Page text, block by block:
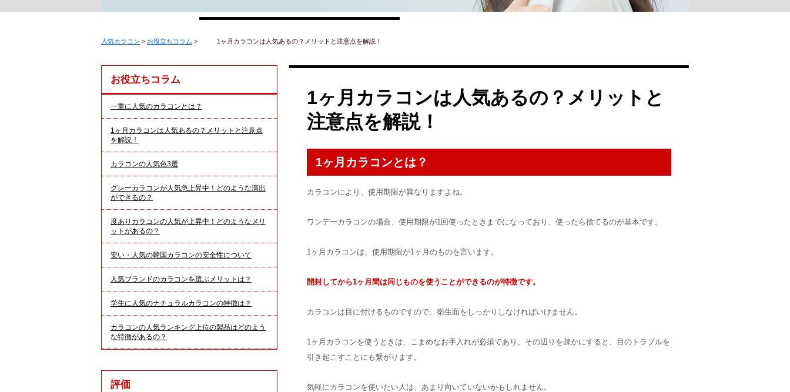
人気カラコン > お役立ちコラム > 1ヶ月カラコンは人気あるの？メリットと注意点を解説！
1ヶ月カラコンは人気あるの？メリットと
注意点を解説！
1ヶ月カラコンとは？
カラコンにより、使用期限が異なりますよね。
ワンデーカラコンの場合、使用期限が1回使ったときまでになっており、使ったら捨てるのが基本です。
1ヶ月カラコンは、使用期限が1ヶ月のものを言います。
開封してから1ヶ月間は同じものを使うことができるのが特徴です。
カラコンは目に付けるものですので、衛生面をしっかりしなければいけません。
1ヶ月カラコンを使うときは、こまめなお手入れが必須であり、その辺りを疎かにすると、目のトラブルを
引き起こすことにも繋がります。
気軽にカラコンを使いたい人は、あまり向いていないかもしれません。
お役立ちコラム
一重に人気のカラコンとは？
1ヶ月カラコンは人気あるの？メリットと注意点
を解説！
カラコンの人気色3選
グレーカラコンが人気急上昇中！どのような演出
ができるの？
度ありカラコンの人気が上昇中！どのようなメリ
ットがあるの？
安い・人気の韓国カラコンの安全性について
人気ブランドのカラコンを選ぶメリットは？
学生に人気のナチュラルカラコンの特徴は？
カラコンの人気ランキング上位の製品はどのよう
な特徴があるの？
評価